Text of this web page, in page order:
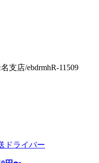
支店/ebdrmhR-11509
ドライバー